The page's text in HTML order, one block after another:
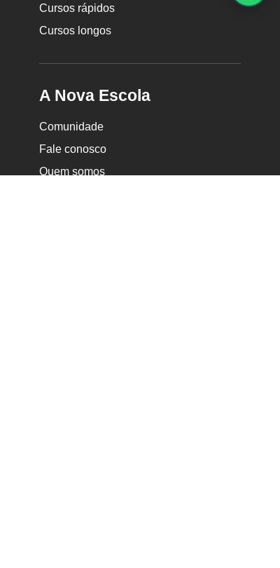
Cursos rápidos
Cursos longos
A Nova Escola
Comunidade
Fale conosco
Quem somos